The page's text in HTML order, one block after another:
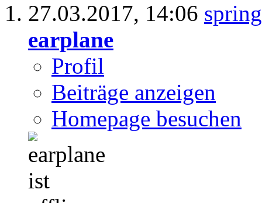
27.03.2017, 14:06
earplane
Profil
Beiträge anzeigen
Homepage besuchen